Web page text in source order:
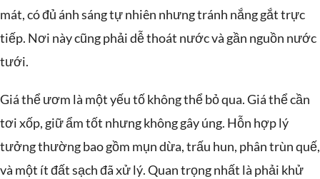
mát, có đủ ánh sáng tự nhiên nhưng tránh nắng gắt trực
tiếp. Nơi này cũng phải dễ thoát nước và gần nguồn nước
tưới.
Giá thể ươm là một yếu tố không thể bỏ qua. Giá thể cần
tơi xốp, giữ ẩm tốt nhưng không gây úng. Hỗn hợp lý
tưởng thường bao gồm mụn dừa, trấu hun, phân trùn quế,
và một ít đất sạch đã xử lý. Quan trọng nhất là phải khử